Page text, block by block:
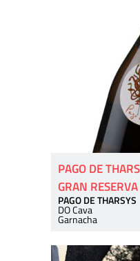
PAGO DE
GRAN RESERVA
PAGO DE THARSYS
DO Cava
Garnacha